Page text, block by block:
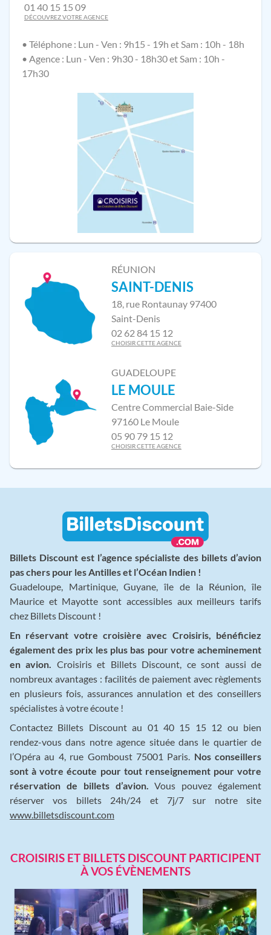
01 40 15 15 09
DÉCOUVREZ VOTRE AGENCE
• Téléphone : Lun - Ven : 9h15 - 19h et Sam : 10h - 18h
• Agence : Lun - Ven : 9h30 - 18h30 et Sam : 10h -
17h30
RÉUNION
SAINT-DENIS
18, rue Rontaunay 97400
Saint-Denis
02 62 84 15 12
CHOISIR CETTE AGENCE
GUADELOUPE
LE MOULE
Centre Commercial Baie-Side
97160 Le Moule
05 90 79 15 12
CHOISIR CETTE AGENCE
Billets Discount est l’agence spécialiste des billets d’avion
pas chers pour les Antilles et l’Océan Indien !
Guadeloupe, Martinique, Guyane, île de la Réunion, île
Maurice et Mayotte sont accessibles aux meilleurs tarifs
chez Billets Discount !
En réservant votre croisière avec Croisiris, bénéficiez
également des prix les plus bas pour votre acheminement
en avion.
Croisiris et Billets Discount, ce sont aussi de
nombreux avantages : facilités de paiement avec règlements
en plusieurs fois, assurances annulation et des conseillers
spécialistes à votre écoute !
Contactez Billets Discount au 01 40 15 15 12 ou bien
rendez-vous dans notre agence située dans le quartier de
l’Opéra au 4, rue Gomboust 75001 Paris. Nos conseillers
sont à votre écoute pour tout renseignement pour votre
réservation de billets d’avion.
Vous pouvez également
réserver vos billets 24h/24 et 7j/7 sur notre site
www.billetsdiscount.com
CROISIRIS ET BILLETS DISCOUNT PARTICIPENT
À VOS ÉVÈNEMENTS